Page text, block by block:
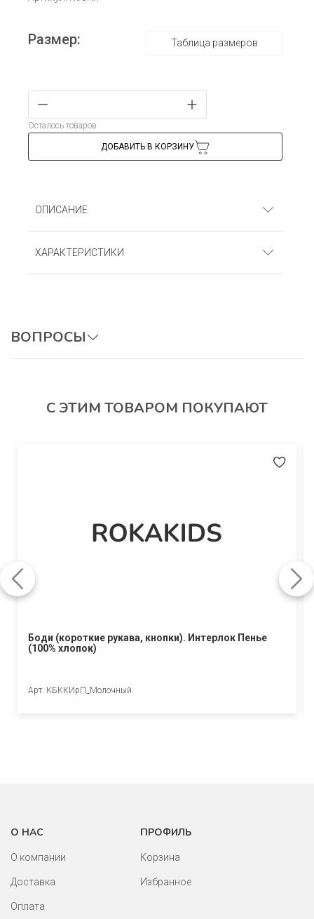
Размер: Таблица размеров
Осталось товаров
ДОБАВИТЬ В КОРЗИНУ
ОПИСАНИЕ
Комплект (футболка и бриджи с карманами).
ХАРАКТЕРИСТИКИ
ВОПРОСЫ
С ЭТИМ ТОВАРОМ ПОКУПАЮТ
Боди (короткие рукава, кнопки). Интерлок Пенье
(100% хлопок)
Арт. КБККИрП_Молочный
О НАС
О компании
Доставка
Оплата
ПРОФИЛЬ
Корзина
Избранное